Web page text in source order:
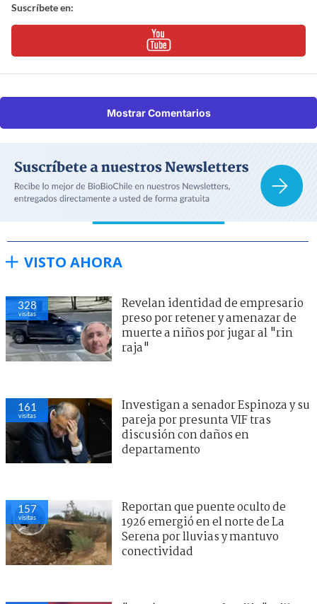
Suscríbete en:
Mostrar Comentarios
VISTO AHORA
328
visitas
Revelan identidad de empresario
preso por retener y amenazar de
muerte a niños por jugar al "rin
raja"
161
visitas
Investigan a senador Espinoza y su
pareja por presunta VIF tras
discusión con daños en
departamento
157
visitas
Reportan que puente oculto de
1926 emergió en el norte de La
Serena por lluvias y mantuvo
conectividad